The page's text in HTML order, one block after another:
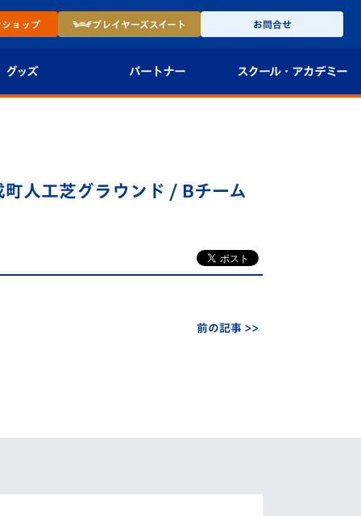
ショップ プレイヤーズスイート お問合せ
グッズ パートナー
法人限定 VIP BOX
スクール・ アカデミー
U-15
スクール
人工芝グラウンド / Bチーム
前の記事 >>